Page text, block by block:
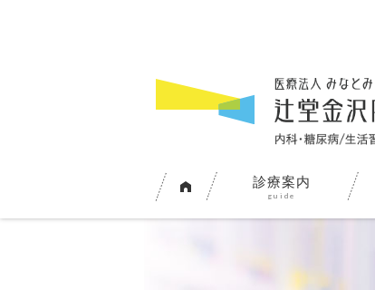
診療案内